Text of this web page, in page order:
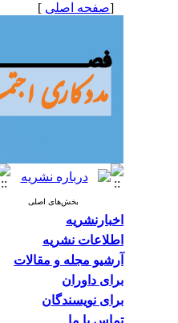
[صفحه اصلی ]
بخش‌های اصلی
اخبارنشریه
اطلاعات نشریه
آرشیو مجله و مقالات
برای داوران
برای نویسندگان
تماس با ما